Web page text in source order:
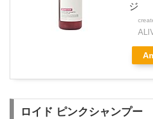
ジ
ロイド ピンクシャンプー